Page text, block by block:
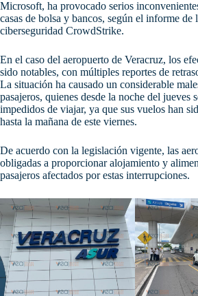
Microsoft, ha provocado serios
casas de bolsa y bancos, según el informe de
ciberseguridad CrowdStrike.
En el caso del aeropuerto de Veracruz, los
sido notables, con múltiples reportes de
La situación ha causado un considerable
pasajeros, quienes desde la noche del jueves
impedidos de viajar, ya que sus vuelos han
hasta la mañana de este viernes.
De acuerdo con la legislación vigente, las
obligadas a proporcionar alojamiento y
pasajeros afectados por estas interrupciones.